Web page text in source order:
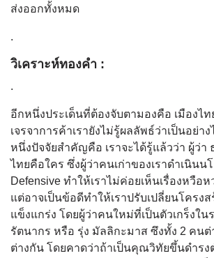
ส่งออกทั้งหมด
.
วิเคราะห์ทองคำ :
.
อีกหนึ่งประเด็นที่ต้องจับตามองคือ เมืองไท
เจรจาการค้าเรายังไม่รู้ผลลัพธ์ว่าเป็นอย่า
หนึ่งปัจจัยสำคัญคือ เราจะได้รู้แล้วว่า ผู้ว่า
ไทยคือใคร ซึ่งผู้ว่าคนเก่าของเราดำเนินนโ
Defensive ทำให้เราไม่ค่อยเห็นเรื่องหวือ
แต่อาจเป็นข้อดีทำให้เราปรับเปลี่ยนโครง
แข็งแกร่ง โดยผู้ว่าคนใหม่ที่เป็นตัวเกร็งใ
รัตนากร หรือ รุ่ง มัลลิกะมาส ซึงทั้ง 2 คน
ต่างกัน โดยคาดว่าถ้าเป็นคุณวิทัยขึ้นดำรง